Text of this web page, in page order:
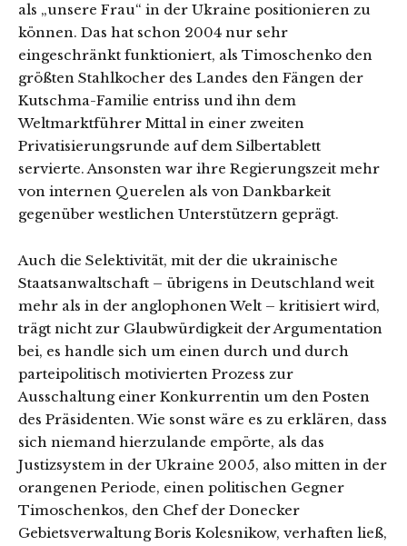
als „unsere Frau“ in der Ukraine positionieren zu
können. Das hat schon 2004 nur sehr
eingeschränkt funktioniert, als Timoschenko den
größten Stahlkocher des Landes den Fängen der
Kutschma-Familie entriss und ihn dem
Weltmarktführer Mittal in einer zweiten
Privatisierungsrunde auf dem Silbertablett
servierte. Ansonsten war ihre Regierungszeit mehr
von internen Querelen als von Dankbarkeit
gegenüber westlichen Unterstützern geprägt.
Auch die Selektivität, mit der die ukrainische
Staatsanwaltschaft – übrigens in Deutschland weit
mehr als in der anglophonen Welt – kritisiert wird,
trägt nicht zur Glaubwürdigkeit der Argumentation
bei, es handle sich um einen durch und durch
parteipolitisch motivierten Prozess zur
Ausschaltung einer Konkurrentin um den Posten
des Präsidenten. Wie sonst wäre es zu erklären, dass
sich niemand hierzulande empörte, als das
Justizsystem in der Ukraine 2005, also mitten in der
orangenen Periode, einen politischen Gegner
Timoschenkos, den Chef der Donecker
Gebietsverwaltung Boris Kolesnikow, verhaften ließ,